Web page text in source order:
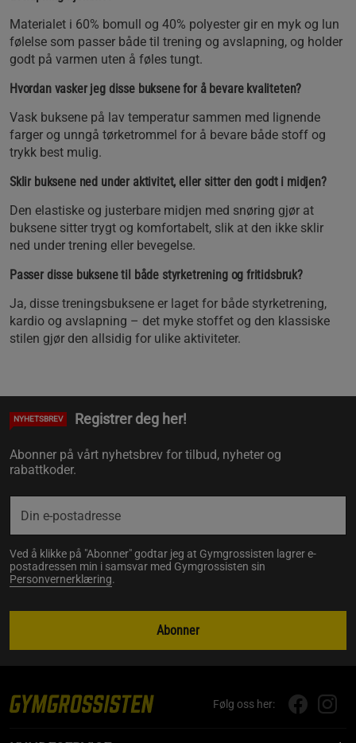
Materialet i 60% bomull og 40% polyester gir en myk og lun
følelse som passer både til trening og avslapning, og holder
godt på varmen uten å føles tungt.
Hvordan vasker jeg disse buksene for å bevare kvaliteten?
Vask buksene på lav temperatur sammen med lignende
farger og unngå tørketrommel for å bevare både stoff og
trykk best mulig.
Sklir buksene ned under aktivitet, eller sitter den godt i midjen?
Den elastiske og justerbare midjen med snøring gjør at
buksene sitter trygt og komfortabelt, slik at den ikke sklir
ned under trening eller bevegelse.
Passer disse buksene til både styrketrening og fritidsbruk?
Ja, disse treningsbuksene er laget for både styrketrening,
kardio og avslapning – det myke stoffet og den klassiske
stilen gjør den allsidig for ulike aktiviteter.
NYHETSBREV Registrer deg her!
Abonner på vårt nyhetsbrev for tilbud, nyheter og
rabattkoder.
Ved å klikke på "Abonner" godtar jeg at Gymgrossisten lagrer e-
postadressen min i samsvar med Gymgrossisten sin
Personvernerklæring.
Abonner
Følg oss her: